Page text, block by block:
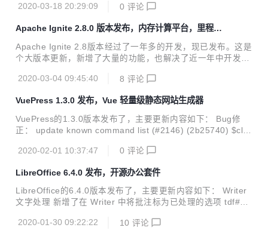
759c0) $plugin-pwa: work with register-service-worker 1.
y em/en dash in urls (#2174) (8d...
2020-03-18 20:29:09 0 评论
Apache Ignite 2.8.0 版本发布，内存计算平台，里程碑
版本更新
Apache Ignite 2.8版本经过了一年多的开发，现已发布。这是
个大版本更新，新增了大量的功能，也解决了近一年中开发者
把重点内容摘录如下： Apache Ignite 2.8.0 Ignite 实验性 AP
ithReadRepair扩展IgniteCache API对每个缓存执行备份节点
一致性检查； 将MVCC特性标记为试验性 (2.7.0版本新增)；
Ignite 监控: 新增将对象暴露为系统视图的支持 (直接支持SQ
L, JMX输出)； 新增对指标信息进行...
2020-03-04 09:45:40 8 评论
VuePress 1.3.0 发布，Vue 轻量级静态网站生成器
VuePress的1.3.0版本发布了，主要更新内容如下： Bug修
正： update known command list (#2146) (2b25740) $cli: i
(df59909) $core: set NODE_ENV before creating app (#1
ffect (fix #2038) (#2040) (0bb85a4) $default-the...
2020-02-01 10:37:47 0 评论
LibreOffice 6.4.0 发布，开源办公套件
LibreOffice的6.4.0版本发布了，主要更新内容如下： Writer
文字处理 新增了在 Writer 中将批注标为已处理的选项 tdf#11
注的菜单 可见的已处理批注示例 同一批注被设为不可见 修复
2020-01-30 09:22:22 10 评论